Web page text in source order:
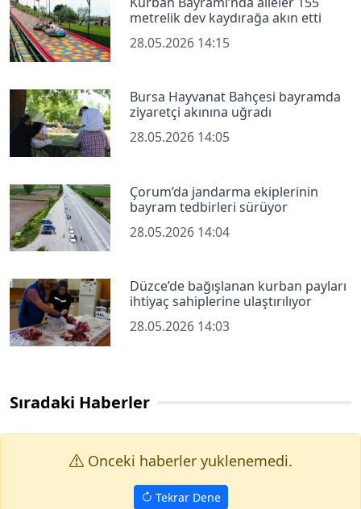
metrelik dev kaydırağa akın etti
28.05.2026 14:15
Bursa Hayvanat Bahçesi bayramda
ziyaretçi akınına uğradı
28.05.2026 14:05
Çorum’da jandarma ekiplerinin
bayram tedbirleri sürüyor
28.05.2026 14:04
Düzce’de bağışlanan kurban payları
ihtiyaç sahiplerine ulaştırılıyor
28.05.2026 14:03
Sıradaki Haberler
Onceki haberler yuklenemedi.
Tekrar Dene